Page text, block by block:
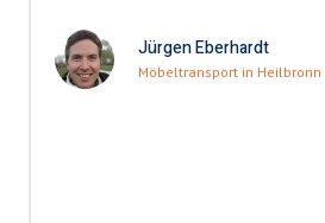
Jürgen Eberhardt
Möbeltransport in Heilbronn